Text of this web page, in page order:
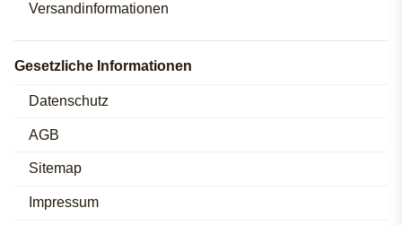
Versandinformationen
Gesetzliche Informationen
Datenschutz
AGB
Sitemap
Impressum